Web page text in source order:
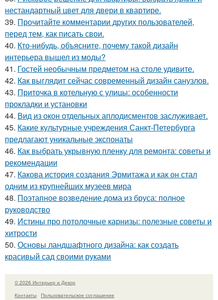
нестандартный цвет для двери в квартире.
39. Прочитайте комментарии других пользователей,
перед тем, как писать свои.
40. Кто-нибудь, объясните, почему такой дизайн
интерьера вышел из моды?
41. Гостей необычным предметом на столе удивите.
42. Как выглядит сейчас современный дизайн санузлов.
43. Приточка в котельную с улицы: особенности
прокладки и установки
44. Вид из окон отдельных аплодисментов заслуживает.
45. Какие культурные учреждения Санкт-Петербурга
предлагают уникальные экспонаты
46. Как выбрать укрывную пленку для ремонта: советы и
рекомендации
47. Какова история создания Эрмитажа и как он стал
одним из крупнейших музеев мира
48. Поэтапное возведение дома из бруса: полное
руководство
49. Истины про потолочные карнизы: полезные советы и
хитрости
50. Основы ландшафтного дизайна: как создать
красивый сад своими руками
© 2026 Интерьер и Декор
Контакты
Пользовательское соглашение